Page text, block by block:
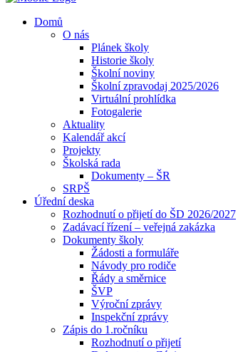
Domů
O nás
Plánek školy
Historie školy
Školní noviny
Školní zpravodaj 2025/2026
Virtuální prohlídka
Fotogalerie
Aktuality
Kalendář akcí
Projekty
Školská rada
Dokumenty – ŠR
SRPŠ
Úřední deska
Rozhodnutí o přijetí do ŠD 2026/2027
Zadávací řízení – veřejná zakázka
Dokumenty školy
Žádosti a formuláře
Návody pro rodiče
Řády a směrnice
ŠVP
Výroční zprávy
Inspekční zprávy
Zápis do 1.ročníku
Rozhodnutí o přijetí